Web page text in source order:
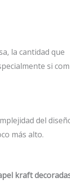
la cantidad que
si
del
más alto.
kraft